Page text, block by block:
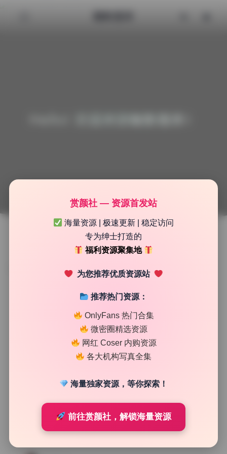
Mimmi写真合集原档最新42期58.3G持续更新
赏颜社 — 资源首发站
海量资源 | 极速更新 | 稳定访问
专为绅士打造的
福利资源聚集地
为您推荐优质资源站
推荐热门资源：
OnlyFans 热门合集
微密圈精选资源
网红 Coser 内购资源
各大机构写真全集
海量独家资源，等你探索！
前往赏颜社，解锁海量资源